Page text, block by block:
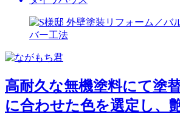
高耐久な無機塗料にて塗
に合わせた色を選定し、